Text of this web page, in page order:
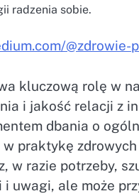
radzenia sobie.
@zdrowie-
kluczową rolę w
i jakość relacji z
dbania o
praktykę
w razie potrzeby,
uwagi, ale może